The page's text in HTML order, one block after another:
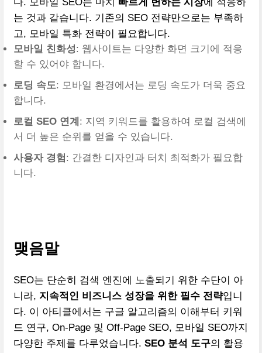
는 것과 같습니다. 기존의 SEO 전략만으로는 부족하
고, 모바일 특화 전략이 필요합니다.
모바일 친화성: 웹사이트는 다양한 화면 크기에 적응
할 수 있어야 합니다.
로딩 속도: 모바일 환경에서는 로딩 속도가 더욱 중요
합니다.
로컬 SEO 연계 : 지역 키워드를 활용하여 로컬 검색에
서 더 높은 순위를 얻을 수 있습니다.
사용자 경험: 간결한 디자인과 터치 최적화가 필요합
니다.
맺음말
SEO는 단순히 검색 엔진에 노출되기 위한 수단이 아
니라, 지속적인 비즈니스 성장을 위한 필수 전략입니
다. 이 아티클에서는 구글 알고리즘의 이해부터 키워
드 연구, On-Page 및 Off-Page SEO, 모바일 SEO까지
다양한 주제를 다루었습니다. SEO 분석 도구의 활용